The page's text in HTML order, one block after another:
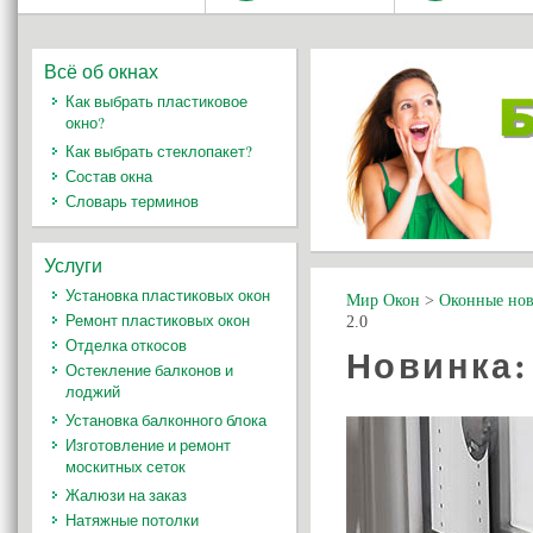
Мир Окон > Оконные
2.0
Всё об окнах
Как выбрать пластиковое
окно?
Как выбрать стеклопакет?
Состав окна
Словарь терминов
Услуги
Установка пластиковых окон
Ремонт пластиковых окон
Отделка откосов
Остекление балконов и
лоджий
Установка балконного блока
Изготовление и ремонт
москитных сеток
Жалюзи на заказ
Натяжные потолки